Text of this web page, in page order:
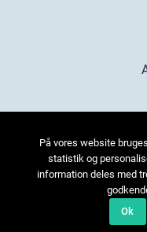
På vores website
statistik og
information deles med
Ok